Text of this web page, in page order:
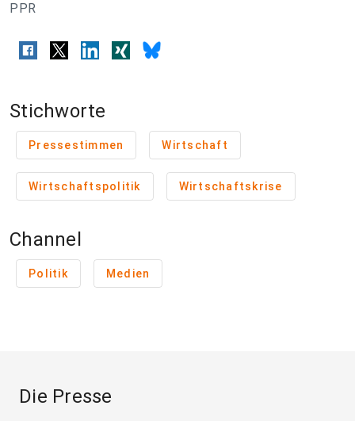
PPR
Stichworte
Pressestimmen Wirtschaft
Wirtschaftspolitik Wirtschaftskrise
Channel
Politik Medien
Die Presse